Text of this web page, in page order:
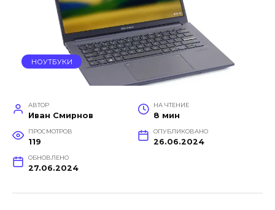
НОУТБУКИ
АВТОР
Иван Смирнов
НА ЧТЕНИЕ
8 мин
ПРОСМОТРОВ
119
ОПУБЛИКОВАНО
26.06.2024
ОБНОВЛЕНО
27.06.2024